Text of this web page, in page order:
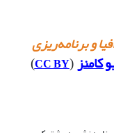
و برنامه‌ریزی
کامنز (
CC BY
)